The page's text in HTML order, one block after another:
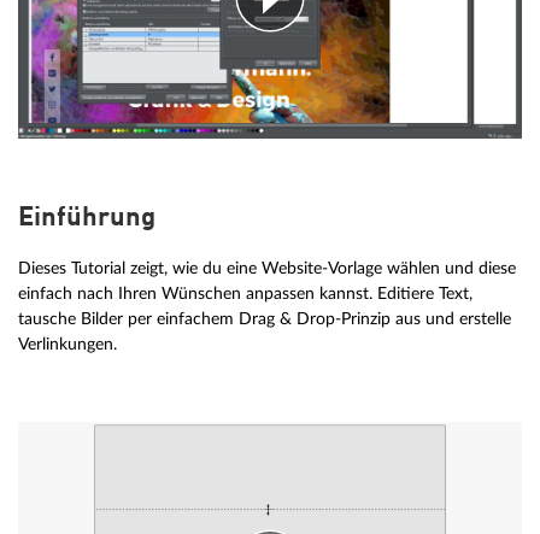
Einführung
Dieses Tutorial zeigt, wie du eine Website-Vorlage wählen und diese
einfach nach Ihren Wünschen anpassen kannst. Editiere Text,
tausche Bilder per einfachem Drag & Drop-Prinzip aus und erstelle
Verlinkungen.